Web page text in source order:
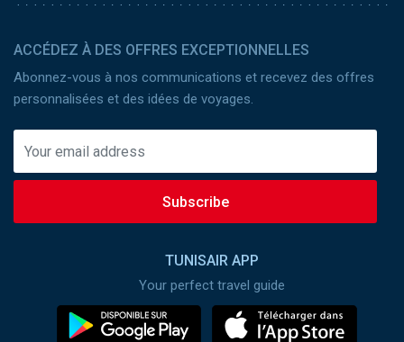
ACCÉDEZ À DES OFFRES EXCEPTIONNELLES
Abonnez-vous à nos communications et recevez des offres
personnalisées et des idées de voyages.
Subscribe
TUNISAIR APP
Your perfect travel guide